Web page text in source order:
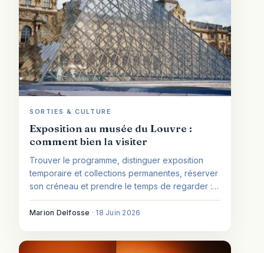
SORTIES & CULTURE
Exposition au musée du Louvre :
comment bien la visiter
Trouver le programme, distinguer exposition
temporaire et collections permanentes, réserver
son créneau et prendre le temps de regarder :
le guide d'une visite réussie au Louvre.
Marion Delfosse · 18 Juin 2026